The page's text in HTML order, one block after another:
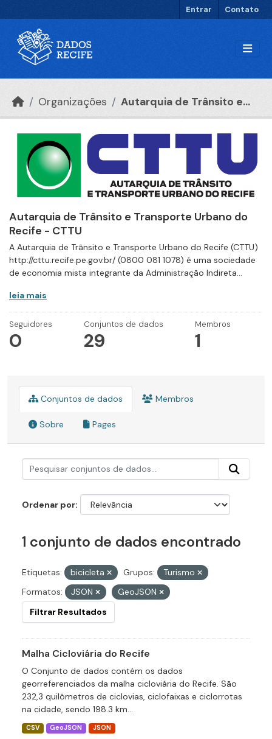
Entrar Contato
Organizações Autarquia de Trânsito e...
Autarquia de Trânsito e Transporte Urbano do
Recife - CTTU
A Autarquia de Trânsito e Transporte Urbano do Recife (CTTU)
http://cttu.recife.pe.gov.br/ (0800 081 1078) é uma sociedade
de economia mista integrante da Administração Indireta...
leia mais
Seguidores
0
Conjuntos de dados
29
Membros
1
Conjuntos de dados Membros
Sobre Pages
Ordenar por
1 conjunto de dados encontrado
Etiquetas: bicicleta Grupos:
Turismo
Formatos:
JSON
GeoJSON
Filtrar Resultados
Malha Cicloviária do Recife
O Conjunto de dados contém os dados
georreferenciados da malha cicloviária do Recife. São
232,3 quilômetros de ciclovias, ciclofaixas e ciclorrotas
na cidade, sendo 198.3 km...
CSV GeoJSON JSON